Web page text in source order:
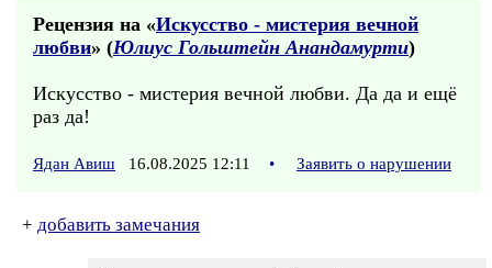
Рецензия на «Искусство - мистерия вечной
любви» (Юлиус Гольштейн Анандамурти)
Искусство - мистерия вечной любви. Да да и ещё
раз да!
Ядан Авиш 16.08.2025 12:11 • Заявить о нарушении
+ добавить замечания